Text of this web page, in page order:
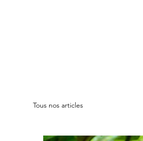
Tous nos articles